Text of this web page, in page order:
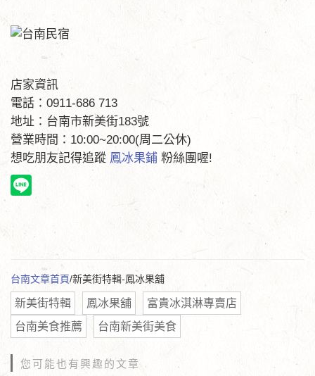
店家資訊
電話：0911-686 713
地址：台南市新美街183號
營業時間：10:00~20:00(周二公休)
想吃朋友記得追蹤 鳳冰果鋪 粉絲團喔!
台南文章首頁/新美街特輯-鳳冰果舖
新美街特輯 鳳冰果舖
富貴冰淇淋專賣店
台南美食推薦
台南新美街美食
您可能也有興趣的文章